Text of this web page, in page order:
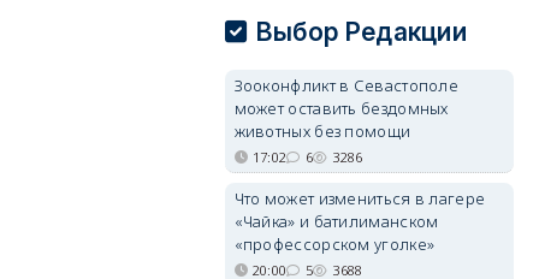
Выбор Редакции
Зооконфликт в Севастополе
может оставить бездомных
животных без помощи
17:02 6 3286
Что может измениться в лагере
«Чайка» и батилиманском
«профессорском уголке»
20:00 5 3688